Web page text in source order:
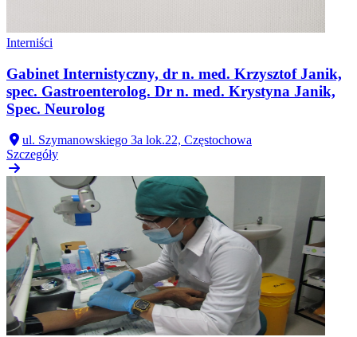
Interniści
Gabinet Internistyczny, dr n. med. Krzysztof Janik,
spec. Gastroenterolog. Dr n. med. Krystyna Janik,
Spec. Neurolog
ul. Szymanowskiego 3a lok.22, Częstochowa
Szczegóły